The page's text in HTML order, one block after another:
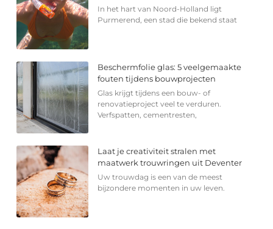
In het hart van Noord-Holland ligt
Purmerend, een stad die bekend staat
Beschermfolie glas: 5 veelgemaakte
fouten tijdens bouwprojecten
Glas krijgt tijdens een bouw- of
renovatieproject veel te verduren.
Verfspatten, cementresten,
Laat je creativiteit stralen met
maatwerk trouwringen uit Deventer
Uw trouwdag is een van de meest
bijzondere momenten in uw leven.